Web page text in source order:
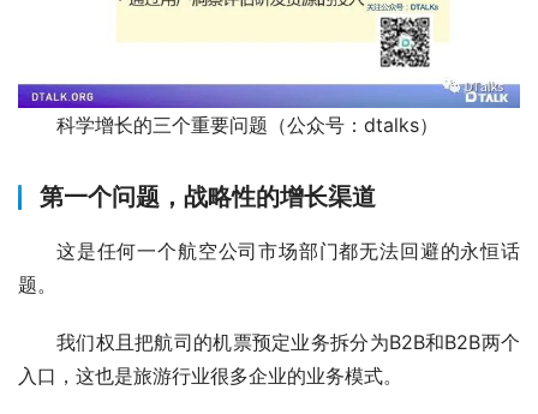
科学增长的三个重要问题（公众号：dtalks）
第一个问题，战略性的增长渠道
这是任何一个航空公司市场部门都无法回避的永恒话
题。
我们权且把航司的机票预定业务拆分为B2B和B2B两个
入口，这也是旅游行业很多企业的业务模式。